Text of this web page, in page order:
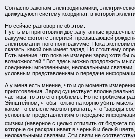
Согласно законам электродинамики,
движущуюся систему координат, в которой
Но сейчас разговор не об этом.
Пусть мы приготовили две запутанные
вакууме фотон с энергией, превышающей
электромагнитного поля вакууме. Пока
сказать, какой она имеет заряд. Но стоит ему
Есть мнение, что пока не измерен заряд хотя бы
возможностей." Вот здесь можно продолжить
соединены мгновенными, нелокальными
условным представлениям о передаче
А у меня есть мнение, что и до момента
приготовления. Заряд существует вполне
частицы, то это его проблемы. Но не проблемы
Эйнштейном, чтобы только на корню убить
каком-то смысле можно признать, что "заряды
условным представлениям о передаче
физики (наверное с целью отпилить от бюджета
которые он раскрашивает в черный и белый
нелокальными связями. Эти связи не